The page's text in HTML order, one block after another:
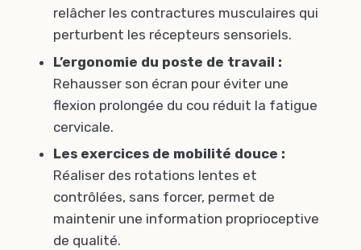
relâcher les contractures musculaires qui
perturbent les récepteurs sensoriels.
L’ergonomie du poste de travail :
Rehausser son écran pour éviter une
flexion prolongée du cou réduit la fatigue
cervicale.
Les exercices de mobilité douce :
Réaliser des rotations lentes et
contrôlées, sans forcer, permet de
maintenir une information proprioceptive
de qualité.